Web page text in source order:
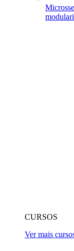
CURSOS
Ver mais